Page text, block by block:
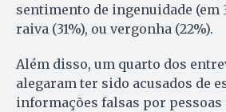
sentimento de ingenuidade (em
raiva (31%), ou vergonha (22%).
Além disso, um quarto dos
alegaram ter sido acusados de
informações falsas por pessoas